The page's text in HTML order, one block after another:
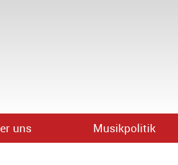
uns Musikpolitik